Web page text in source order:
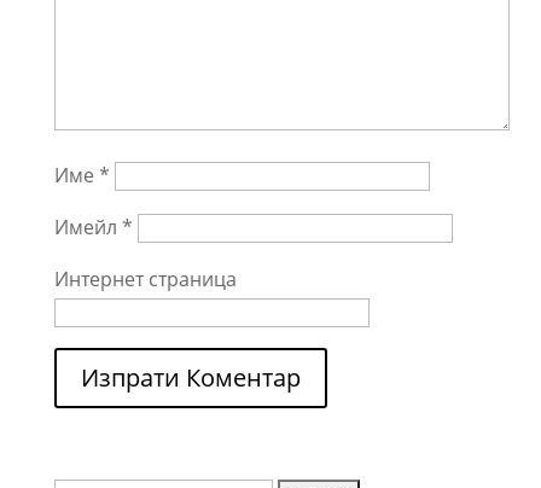
Име *
Имейл *
Интернет страница